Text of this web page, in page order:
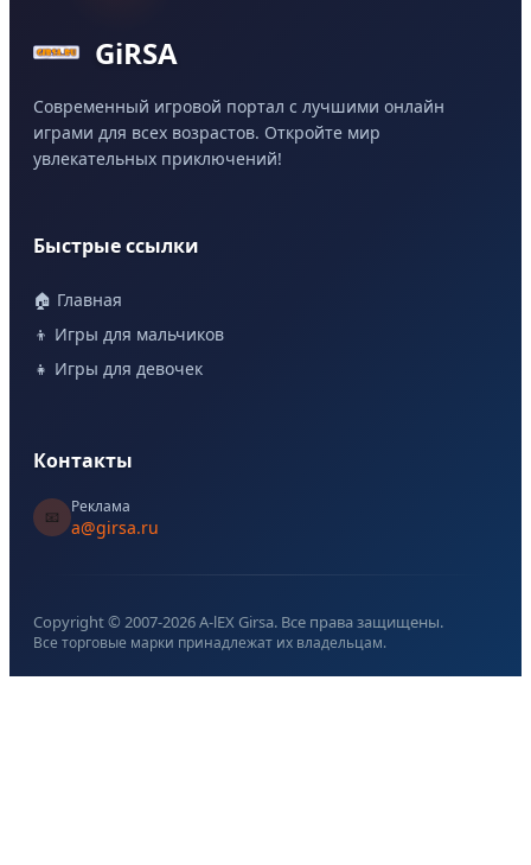
GiRSA
Современный игровой портал с лучшими онлайн
играми для всех возрастов. Откройте мир
увлекательных приключений!
Быстрые ссылки
🏠 Главная
👦 Игры для мальчиков
👧 Игры для девочек
Контакты
📧
Реклама
a@girsa.ru
Copyright © 2007-2026A-lEX Girsa. Все права защищены.
Все торговые марки принадлежат их владельцам.